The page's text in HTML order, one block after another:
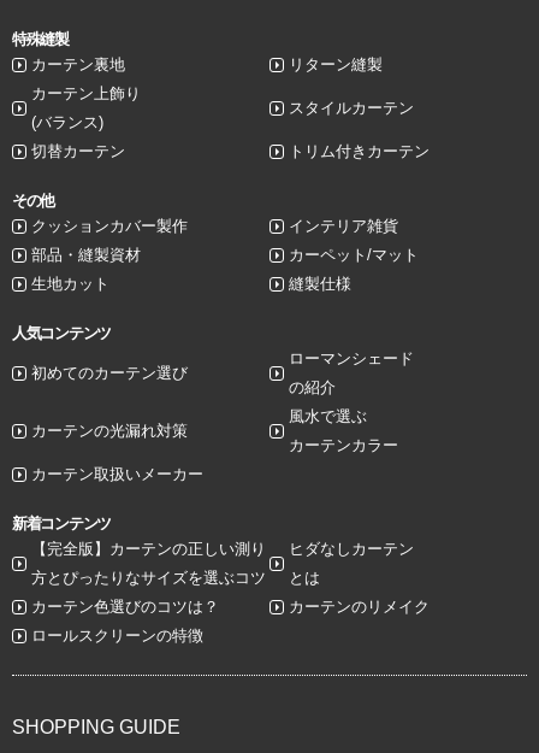
特殊縫製
カーテン裏地
リターン縫製
カーテン上飾り
(バランス)
スタイルカーテン
切替カーテン トリム付きカーテン
その他
クッションカバー製作
インテリア雑貨
部品・縫製資材
カーペット/マット
生地カット
縫製仕様
人気コンテンツ
初めてのカーテン選び
ローマンシェード
の紹介
カーテンの光漏れ対策
風水で選ぶ
カーテンカラー
カーテン取扱いメーカー
新着コンテンツ
【完全版】カーテンの正しい測り
方とぴったりなサイズを選ぶコツ
ヒダなしカーテン
とは
カーテン色選びのコツは？
カーテンのリメイク
ロールスクリーンの特徴
SHOPPING GUIDE